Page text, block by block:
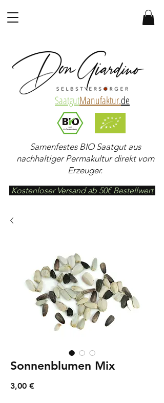
SaatgutManufaktur.de
Samenfestes BIO Saatgut aus
nachhaltiger Permakultur direkt vom
Erzeuger.
Kostenloser Versand ab 50€ Bestellwert
Sonnenblumen Mix
3,00 €Preis